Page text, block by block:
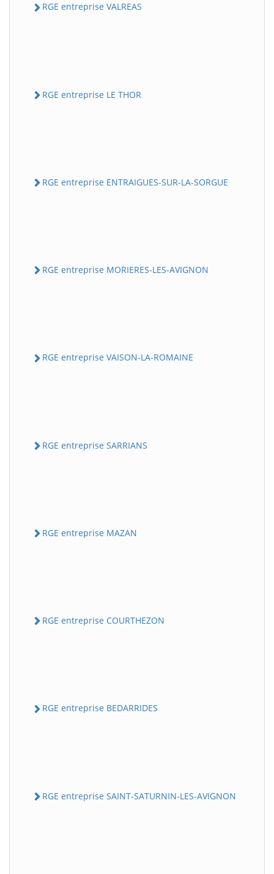
RGE entreprise VALREAS
RGE entreprise LE THOR
RGE entreprise ENTRAIGUES-SUR-LA-SORGUE
RGE entreprise MORIERES-LES-AVIGNON
RGE entreprise VAISON-LA-ROMAINE
RGE entreprise SARRIANS
RGE entreprise MAZAN
RGE entreprise COURTHEZON
RGE entreprise BEDARRIDES
RGE entreprise SAINT-SATURNIN-LES-AVIGNON